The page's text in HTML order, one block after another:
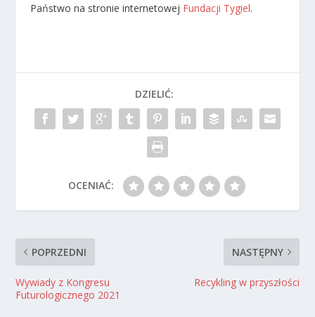
Państwo na stronie internetowej Fundacji Tygiel.
DZIELIĆ:
OCENIAĆ:
POPRZEDNI
Wywiady z Kongresu
Futurologicznego 2021
NASTĘPNY
Recykling w przyszłości